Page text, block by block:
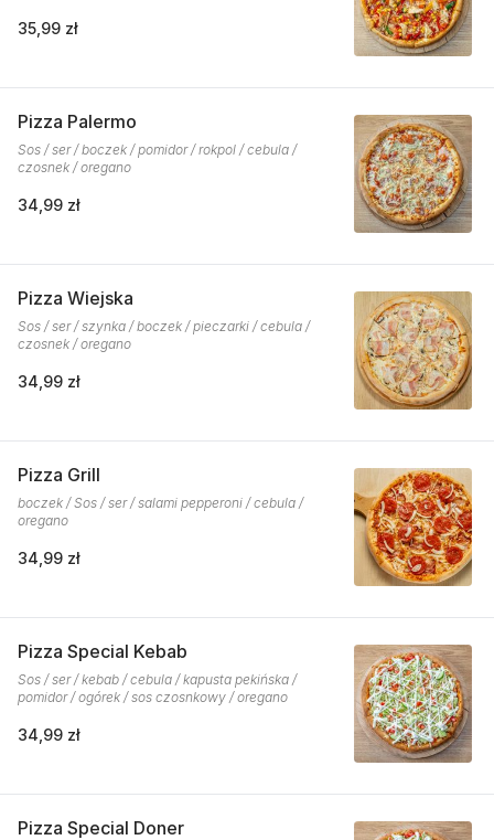
35,99 zł
Pizza Palermo
Sos / ser / boczek / pomidor / rokpol / cebula /
czosnek / oregano
34,99 zł
Pizza Wiejska
Sos / ser / szynka / boczek / pieczarki / cebula /
czosnek / oregano
34,99 zł
Pizza Grill
boczek / Sos / ser / salami pepperoni / cebula /
oregano
34,99 zł
Pizza Special Kebab
Sos / ser / kebab / cebula / kapusta pekińska /
pomidor / ogórek / sos czosnkowy / oregano
34,99 zł
Pizza Special Doner